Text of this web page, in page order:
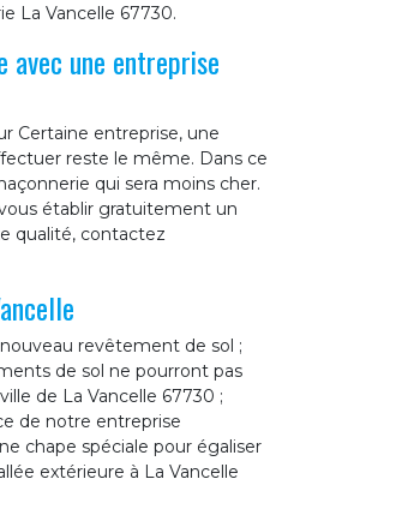
La Vancelle 67730.
avec une entreprise
Certaine entreprise, une
reste le même. Dans ce
qui sera moins cher.
établir gratuitement un
qualité, contactez
revêtement de sol ;
de sol ne pourront pas
de La Vancelle 67730 ;
de notre entreprise
chape spéciale pour égaliser
extérieure à La Vancelle